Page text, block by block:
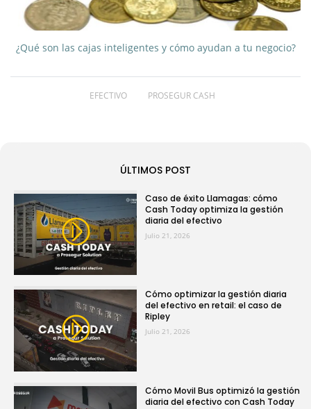
¿Qué son las cajas inteligentes y cómo ayudan a tu negocio?
EFECTIVO PROSEGUR CASH
ÚLTIMOS POST
Caso de éxito Llamagas: cómo
Cash Today optimiza la gestión
diaria del efectivo
Julio 21, 2026
Cómo optimizar la gestión diaria
del efectivo en retail: el caso de
Ripley
Julio 21, 2026
Cómo Movil Bus optimizó la gestión
diaria del efectivo con Cash Today